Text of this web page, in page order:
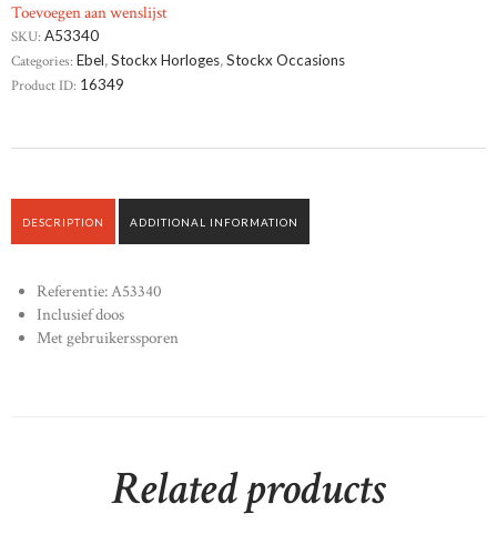
Toevoegen aan wenslijst
SKU: A53340
Categories: Ebel,Stockx Horloges,Stockx Occasions
Product ID: 16349
DESCRIPTION ADDITIONAL INFORMATION
Referentie: A53340
Inclusief doos
Met gebruikerssporen
Related products